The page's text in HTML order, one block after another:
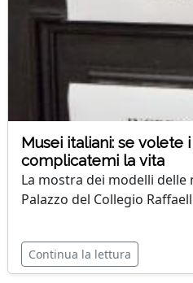
Musei italiani: se volete
complicatemi la vita
La mostra dei modelli delle
Palazzo del Collegio
Continua la lettura